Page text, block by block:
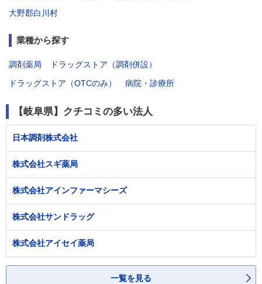
大野郡白川村
業種から探す
調剤薬局
ドラッグストア（調剤併設）
ドラッグストア（OTCのみ）
病院・診療所
【岐阜県】クチコミの多い法人
日本調剤株式会社
株式会社スギ薬局
株式会社アインファーマシーズ
株式会社サンドラッグ
株式会社アイセイ薬局
一覧を見る